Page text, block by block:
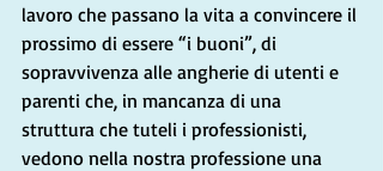
lavoro che passano la vita a convincere il
prossimo di essere “i buoni”, di
sopravvivenza alle angherie di utenti e
parenti che, in mancanza di una
struttura che tuteli i professionisti,
vedono nella nostra professione una